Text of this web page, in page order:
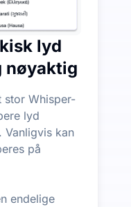
lyd
nøyaktig
stor Whisper-
lyd
Vanligvis kan
på
endelige